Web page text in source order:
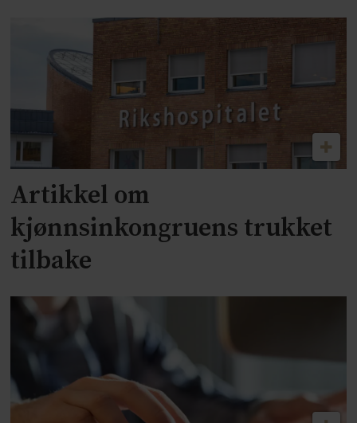
Artikkel om
kjønnsinkongruens trukket
tilbake